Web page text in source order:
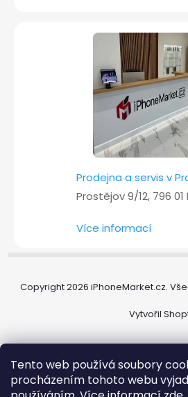
Tento web používá soubory
procházením tohoto webu
Prodejna a servis v
Prostějov 9/12, 796
Více informací
Vytvořil
Copyright 2026 iPhoneMarket.cz.